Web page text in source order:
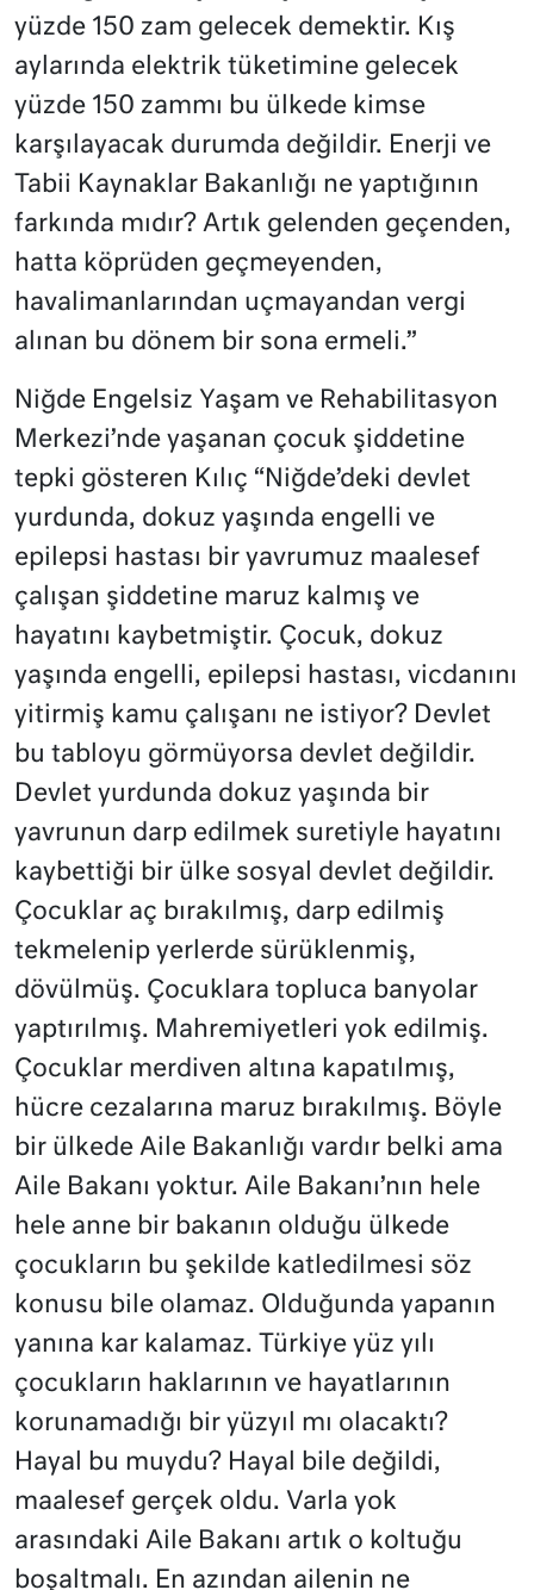
yüzde 150 zam gelecek demektir. Kış
aylarında elektrik tüketimine gelecek
yüzde 150 zammı bu ülkede kimse
karşılayacak durumda değildir. Enerji ve
Tabii Kaynaklar Bakanlığı ne yaptığının
farkında mıdır? Artık gelenden geçenden,
hatta köprüden geçmeyenden,
havalimanlarından uçmayandan vergi
alınan bu dönem bir sona ermeli.”
Niğde Engelsiz Yaşam ve Rehabilitasyon
Merkezi’nde yaşanan çocuk şiddetine
tepki gösteren Kılıç “Niğde’deki devlet
yurdunda, dokuz yaşında engelli ve
epilepsi hastası bir yavrumuz maalesef
çalışan şiddetine maruz kalmış ve
hayatını kaybetmiştir. Çocuk, dokuz
yaşında engelli, epilepsi hastası, vicdanını
yitirmiş kamu çalışanı ne istiyor? Devlet
bu tabloyu görmüyorsa devlet değildir.
Devlet yurdunda dokuz yaşında bir
yavrunun darp edilmek suretiyle hayatını
kaybettiği bir ülke sosyal devlet değildir.
Çocuklar aç bırakılmış, darp edilmiş
tekmelenip yerlerde sürüklenmiş,
dövülmüş. Çocuklara topluca banyolar
yaptırılmış. Mahremiyetleri yok edilmiş.
Çocuklar merdiven altına kapatılmış,
hücre cezalarına maruz bırakılmış. Böyle
bir ülkede Aile Bakanlığı vardır belki ama
Aile Bakanı yoktur. Aile Bakanı’nın hele
hele anne bir bakanın olduğu ülkede
çocukların bu şekilde katledilmesi söz
konusu bile olamaz. Olduğunda yapanın
yanına kar kalamaz. Türkiye yüz yılı
çocukların haklarının ve hayatlarının
korunamadığı bir yüzyıl mı olacaktı?
Hayal bu muydu? Hayal bile değildi,
maalesef gerçek oldu. Varla yok
arasındaki Aile Bakanı artık o koltuğu
boşaltmalı. En azından ailenin ne